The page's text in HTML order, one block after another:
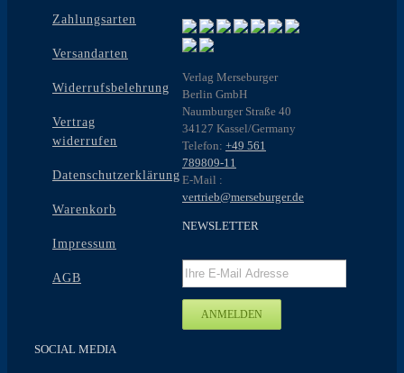
Zahlungsarten
Versandarten
Widerrufsbelehrung
Vertrag
widerrufen
Datenschutzerklärung
Warenkorb
Impressum
AGB
SOCIAL MEDIA
Verlag Merseburger
Berlin GmbH
Naumburger Straße 40
34127 Kassel/Germany
Telefon: +49 561
789809-11
E-Mail :
vertrieb@merseburger.de
NEWSLETTER